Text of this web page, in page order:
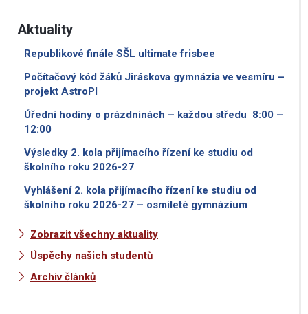
Aktuality
Republikové finále SŠL ultimate frisbee
Počítačový kód žáků Jiráskova gymnázia ve vesmíru –
projekt AstroPI
Úřední hodiny o prázdninách – každou středu 8:00 –
12:00
Výsledky 2. kola přijímacího řízení ke studiu od
školního roku 2026-27
Vyhlášení 2. kola přijímacího řízení ke studiu od
školního roku 2026-27 – osmileté gymnázium
Zobrazit všechny aktuality
Úspěchy našich studentů
Archiv článků